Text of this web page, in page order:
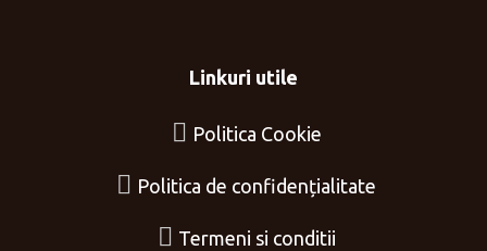
Linkuri utile
Politica Cookie
Politica de confidențialitate
Termeni si conditii